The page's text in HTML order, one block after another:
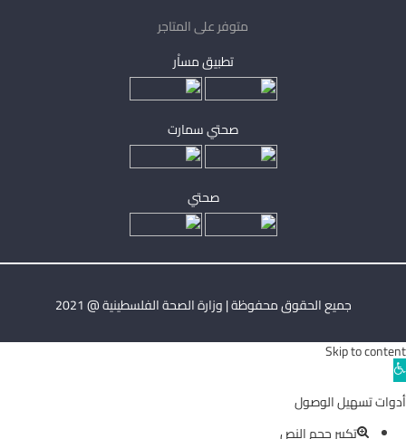
متوفر على المتاجر
تطبيق مساْر
صحتي سمارت
صحتي
جميع الحقوق محفوظة | وزارة الصحة الفلسطينية @ 2021
Skip to content
Open
toolbar
أدوات تسهيل الوصول
تكبير حجم النص